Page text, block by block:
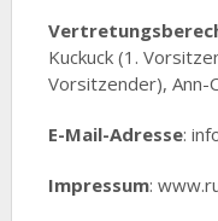
Kuckuck (1.
Vorsitzender), Ann-
E-Mail-Adresse:
Impressum: